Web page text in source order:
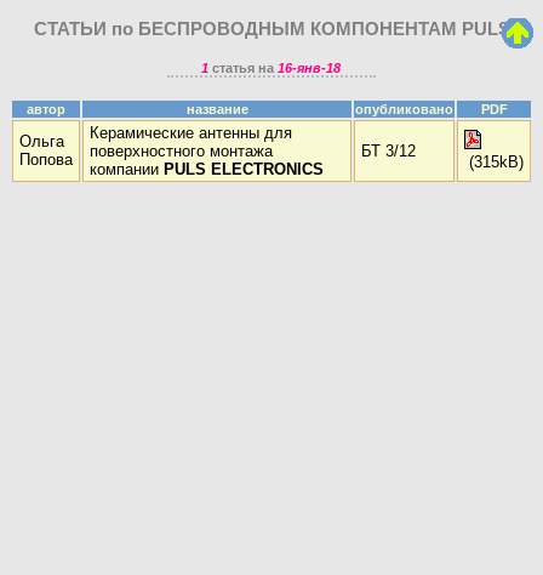
СТАТЬИ по БЕСПРОВОДНЫМ КОМПОНЕНТАМ PULS
1 статья на16-янв-18
автор название опубликовано PDF
Ольга
Попова
Керамические антенны для
поверхностного монтажа
компании PULS ELECTRONICS
БТ 3/12
(315kB)